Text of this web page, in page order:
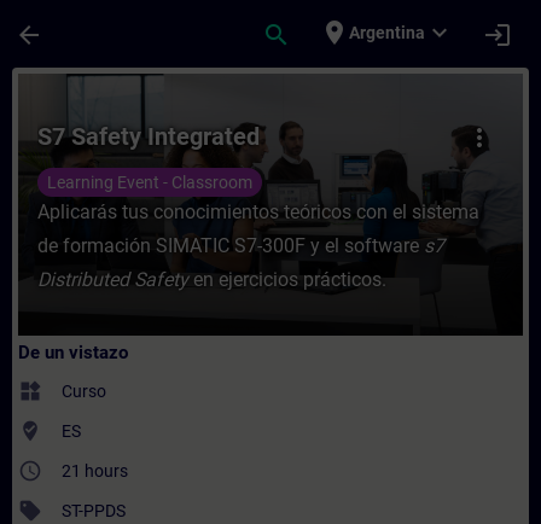
arrow_back search place Argentina expand_more login
Curso - S7 Safety Integrated -
more_vert
S7 Safety Integrated
Learning Event - Classroom
Aplicarás tus conocimientos teóricos con el sistema
de formación SIMATIC S7-300F y el software s7
Distributed Safetyen ejercicios prácticos.
De un vistazo
widgets Curso
where_to_vote ES
access_time 21 hours
sell ST-PPDS